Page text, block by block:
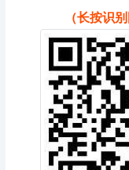
（长按识